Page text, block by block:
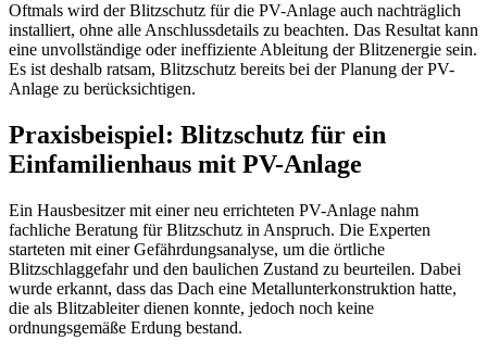
Oftmals wird der Blitzschutz für die PV-Anlage auch nachträglich
installiert, ohne alle Anschlussdetails zu beachten. Das Resultat kann
eine unvollständige oder ineffiziente Ableitung der Blitzenergie sein.
Es ist deshalb ratsam, Blitzschutz bereits bei der Planung der PV-
Anlage zu berücksichtigen.
Praxisbeispiel: Blitzschutz für ein
Einfamilienhaus mit PV-Anlage
Ein Hausbesitzer mit einer neu errichteten PV-Anlage nahm
fachliche Beratung für Blitzschutz in Anspruch. Die Experten
starteten mit einer Gefährdungsanalyse, um die örtliche
Blitzschlaggefahr und den baulichen Zustand zu beurteilen. Dabei
wurde erkannt, dass das Dach eine Metallunterkonstruktion hatte,
die als Blitzableiter dienen konnte, jedoch noch keine
ordnungsgemäße Erdung bestand.